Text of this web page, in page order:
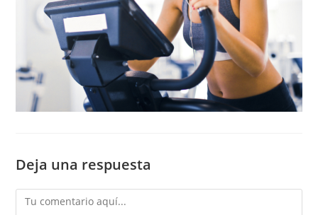
Deja una respuesta